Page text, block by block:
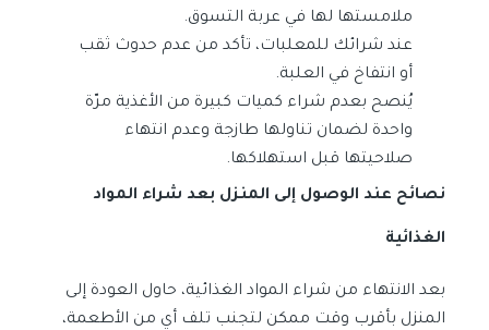
ملامستها لها في عربة التسوق.
عند شرائك للمعلبات، تأكد من عدم حدوث ثقب
أو انتفاخ في العلبة.
يُنصح بعدم شراء كميات كبيرة من الأغذية مرّة
واحدة لضمان تناولها طازجة وعدم انتهاء
صلاحيتها قبل استهلاكها.
نصائح عند الوصول إلى المنزل بعد شراء المواد
الغذائية
بعد الانتهاء من شراء المواد الغذائية، حاول العودة إلى
المنزل بأقرب وقت ممكن لتجنب تلف أي من الأطعمة،